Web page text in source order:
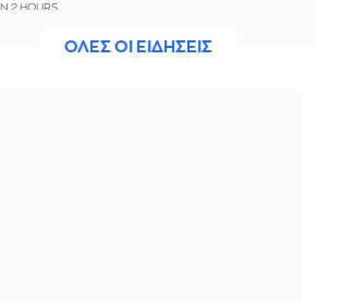
IN 2 HOURS
Σοκαριστικό περιστατικό στο Αίγιο:
ΟΛΕΣ ΟΙ ΕΙΔΗΣΕΙΣ